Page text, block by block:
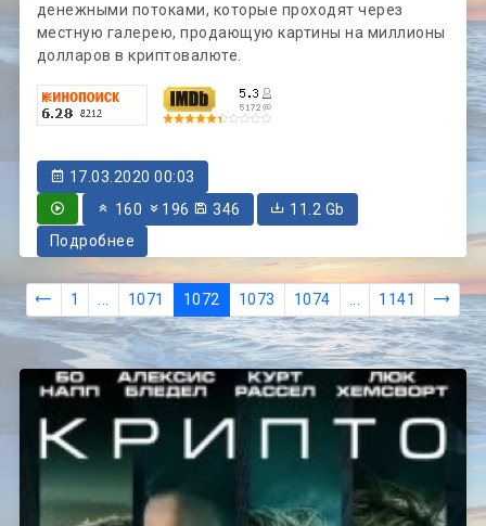
денежными потоками, которые проходят через
местную галерею, продающую картины на миллионы
долларов в криптовалюте.
17.03.2020 00:03
160
196 346
11.2 Gb
Подробнее
1 ... 1071 1072 1073 1074 ... 1141